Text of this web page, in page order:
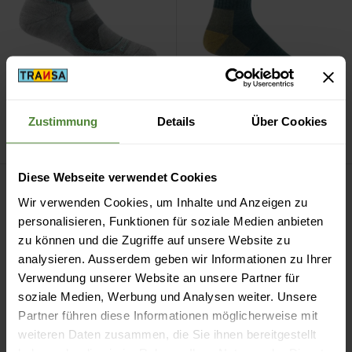
Zustimmung Details Über Cookies
Diese Webseite verwendet Cookies
Wir verwenden Cookies, um Inhalte und Anzeigen zu
personalisieren, Funktionen für soziale Medien anbieten
zu können und die Zugriffe auf unsere Website zu
analysieren. Ausserdem geben wir Informationen zu Ihrer
Verwendung unserer Website an unsere Partner für
soziale Medien, Werbung und Analysen weiter. Unsere
Partner führen diese Informationen möglicherweise mit
weiteren Daten zusammen, die Sie ihnen bereitgestellt
Hiker 1/4
Micro Crew
Ms Light Hiker 1/4 ansehen
Ws Light
Ws Light Hiker Micro Crew